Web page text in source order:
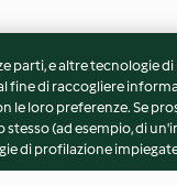
parti, e altre tecnologie
fine di raccogliere
le loro preferenze. Se
(ad esempio, di
di profilazione